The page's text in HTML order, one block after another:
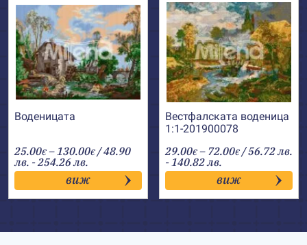
Воденицата
25.00€ –130.00€Price
range:
25.00€
through
130.00€
/ 48.90
лв. - 254.26 лв.
виж
Вестфалската воденица
1:1-201900078
29.00€ – 72.00€Price
range:
29.00€
through
72.00€
/ 56.72 лв.
- 140.82 лв.
виж